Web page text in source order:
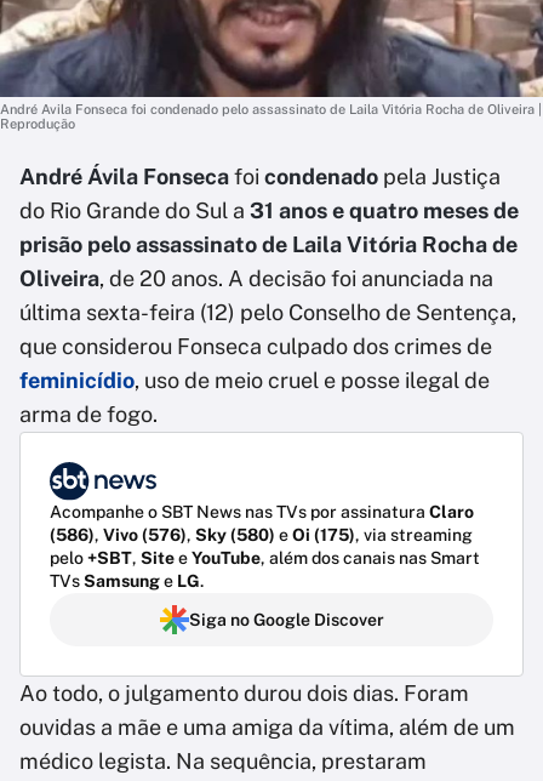
André Avila Fonseca foi condenado pelo assassinato de Laila Vitória Rocha de Oliveira |
Reprodução
André Ávila Fonsecafoi condenado pela Justiça
do Rio Grande do Sul a 31 anos e quatro meses de
prisão pelo assassinato de Laila Vitória Rocha de
Oliveira, de 20 anos. A decisão foi anunciada na
última sexta-feira (12) pelo Conselho de Sentença,
que considerou Fonseca culpado dos crimes de
feminicídio, uso de meio cruel e posse ilegal de
arma de fogo.
Acompanhe o SBT News nas TVs por assinatura Claro
(586), Vivo (576), Sky (580) eOi (175), via streaming
pelo+SBT, SiteeYouTube, além dos canais nas Smart
TVsSamsunge LG.
Siga no Google Discover
Ao todo, o julgamento durou dois dias. Foram
ouvidas a mãe e uma amiga da vítima, além de um
médico legista. Na sequência, prestaram